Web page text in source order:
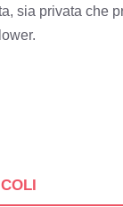
sia privata che